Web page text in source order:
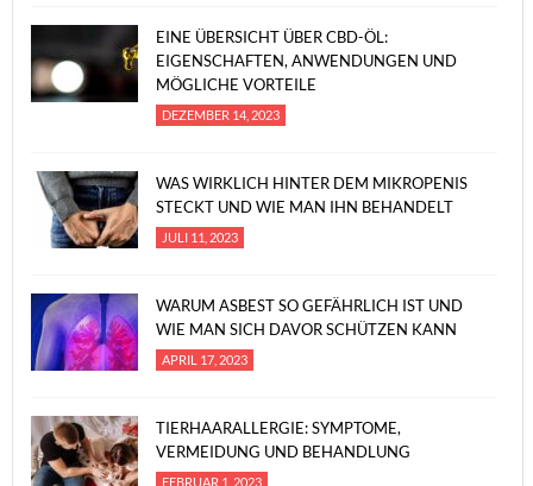
EINE ÜBERSICHT ÜBER CBD-ÖL:
EIGENSCHAFTEN, ANWENDUNGEN UND
MÖGLICHE VORTEILE
DEZEMBER 14, 2023
WAS WIRKLICH HINTER DEM MIKROPENIS
STECKT UND WIE MAN IHN BEHANDELT
JULI 11, 2023
WARUM ASBEST SO GEFÄHRLICH IST UND
WIE MAN SICH DAVOR SCHÜTZEN KANN
APRIL 17, 2023
TIERHAARALLERGIE: SYMPTOME,
VERMEIDUNG UND BEHANDLUNG
FEBRUAR 1, 2023